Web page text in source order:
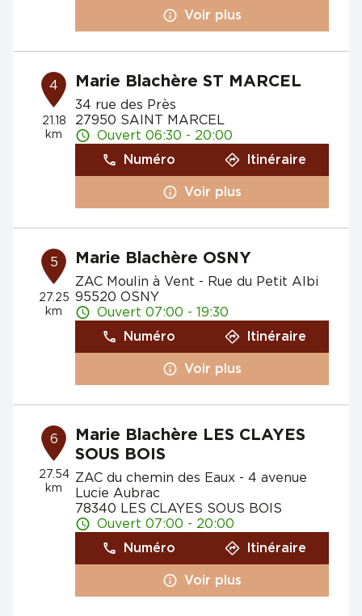
Voir plus
4
21.18
km
Marie Blachère ST MARCEL
34 rue des Près
27950 SAINT MARCEL
Ouvert 06:30 - 20:00
Numéro
Itinéraire
Voir plus
5
27.25
km
Marie Blachère OSNY
ZAC Moulin à Vent - Rue du Petit Albi
95520 OSNY
Ouvert 07:00 - 19:30
Numéro
Itinéraire
Voir plus
6
27.54
km
Marie Blachère LES CLAYES
SOUS BOIS
ZAC du chemin des Eaux - 4 avenue
Lucie Aubrac
78340 LES CLAYES SOUS BOIS
Ouvert 07:00 - 20:00
Numéro
Itinéraire
Voir plus